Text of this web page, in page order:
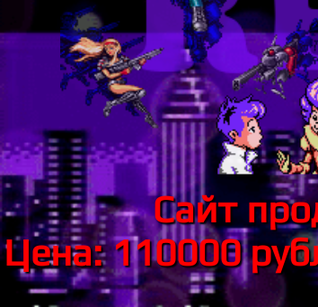
Сайт
Цена: 110000